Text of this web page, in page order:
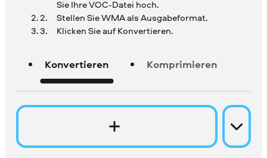
Sie IhreVOC-Datei hoch.
Stellen Sie WMA als Ausgabeformat.
Klicken Sie auf Konvertieren.
Konvertieren Komprimieren